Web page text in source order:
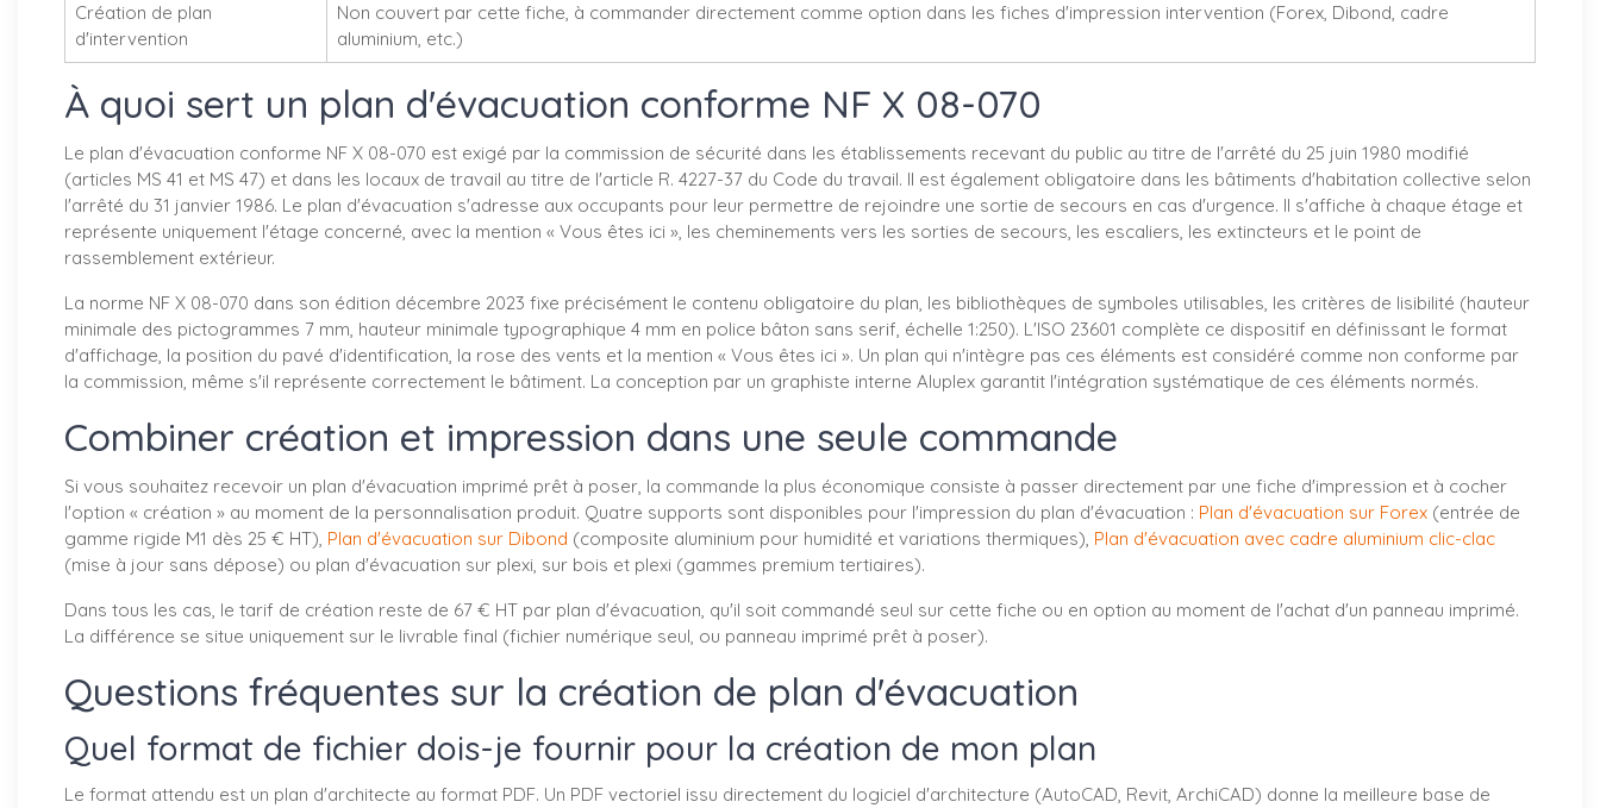
Création de plan
d'intervention
Non couvert par cette fiche, à commander directement comme option dans les fiches d'impression intervention (Forex, Dibond, cadre
aluminium, etc.)
À quoi sert un plan d'évacuation conforme NF X 08-070
Le plan d'évacuation conforme NF X 08-070 est exigé par la commission de sécurité dans les établissements recevant du public au titre de l'arrêté du 25 juin 1980 modifié
(articles MS 41 et MS 47) et dans les locaux de travail au titre de l'article R. 4227-37 du Code du travail. Il est également obligatoire dans les bâtiments d'habitation collective selon
l'arrêté du 31 janvier 1986. Le plan d'évacuation s'adresse aux occupants pour leur permettre de rejoindre une sortie de secours en cas d'urgence. Il s'affiche à chaque étage et
représente uniquement l'étage concerné, avec la mention « Vous êtes ici », les cheminements vers les sorties de secours, les escaliers, les extincteurs et le point de
rassemblement extérieur.
La norme NF X 08-070 dans son édition décembre 2023 fixe précisément le contenu obligatoire du plan, les bibliothèques de symboles utilisables, les critères de lisibilité (hauteur
minimale des pictogrammes 7 mm, hauteur minimale typographique 4 mm en police bâton sans serif, échelle 1:250). L'ISO 23601 complète ce dispositif en définissant le format
d'affichage, la position du pavé d'identification, la rose des vents et la mention « Vous êtes ici ». Un plan qui n'intègre pas ces éléments est considéré comme non conforme par
la commission, même s'il représente correctement le bâtiment. La conception par un graphiste interne Aluplex garantit l'intégration systématique de ces éléments normés.
Combiner création et impression dans une seule commande
Si vous souhaitez recevoir un plan d'évacuation imprimé prêt à poser, la commande la plus économique consiste à passer directement par une fiche d'impression et à cocher
l'option « création » au moment de la personnalisation produit. Quatre supports sont disponibles pour l'impression du plan d'évacuation : Plan d'évacuation sur Forex (entrée de
gamme rigide M1 dès 25 € HT), Plan d'évacuation sur Dibond (composite aluminium pour humidité et variations thermiques), Plan d'évacuation avec cadre aluminium clic-clac
(mise à jour sans dépose) ou plan d'évacuation sur plexi, sur bois et plexi (gammes premium tertiaires).
Dans tous les cas, le tarif de création reste de 67 € HT par plan d'évacuation, qu'il soit commandé seul sur cette fiche ou en option au moment de l'achat d'un panneau imprimé.
La différence se situe uniquement sur le livrable final (fichier numérique seul, ou panneau imprimé prêt à poser).
Questions fréquentes sur la création de plan d'évacuation
Quel format de fichier dois-je fournir pour la création de mon plan
Le format attendu est un plan d'architecte au format PDF. Un PDF vectoriel issu directement du logiciel d'architecture (AutoCAD, Revit, ArchiCAD) donne la meilleure base de